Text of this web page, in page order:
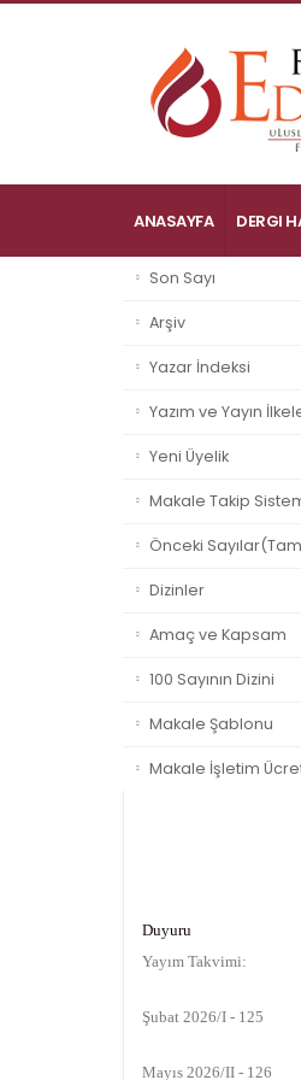
ANASAYFA DERGI
Son Sayı
Arşiv
Yazar İndeksi
Yazım ve Yayın
Yeni Üyelik
Makale Takip
Önceki
Dizinler
Amaç ve Kapsam
100 Sayının Dizini
Makale Şablonu
Makale İşletim
Yayım Takvimi: